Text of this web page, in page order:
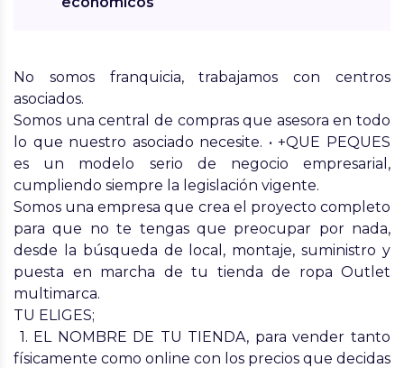
No somos franquicia, trabajamos con centros
asociados.
Somos una central de compras que asesora en todo
lo que nuestro asociado necesite. • +QUE PEQUES
es un modelo serio de negocio empresarial,
cumpliendo siempre la legislación vigente.
Somos una empresa que crea el proyecto completo
para que no te tengas que preocupar por nada,
desde la búsqueda de local, montaje, suministro y
puesta en marcha de tu tienda de ropa Outlet
multimarca.
TU ELIGES;
1. EL NOMBRE DE TU TIENDA, para vender tanto
físicamente como online con los precios que decidas